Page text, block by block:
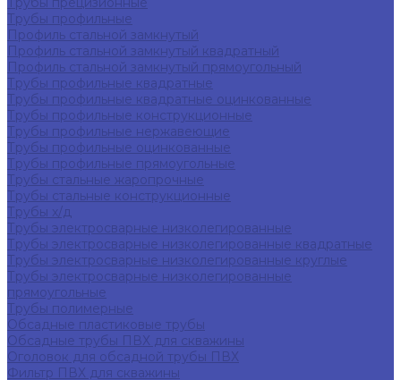
Трубы профильные
Профиль стальной замкнутый
Профиль стальной замкнутый квадратный
Профиль стальной замкнутый прямоугольный
Трубы профильные квадратные
Трубы профильные квадратные оцинкованные
Трубы профильные конструкционные
Трубы профильные нержавеющие
Трубы профильные оцинкованные
Трубы профильные прямоугольные
Трубы стальные жаропрочные
Трубы стальные конструкционные
Трубы х/д
Трубы электросварные низколегированные
Трубы электросварные низколегированные квадратные
Трубы электросварные низколегированные круглые
Трубы электросварные низколегированные
прямоугольные
Трубы полимерные
Обсадные пластиковые трубы
Обсадные трубы ПВХ для скважины
Оголовок для обсадной трубы ПВХ
Фильтр ПВХ для скважины